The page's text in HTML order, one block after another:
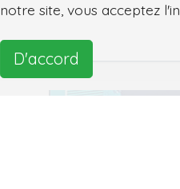
notre site, vous acceptez
D'accord